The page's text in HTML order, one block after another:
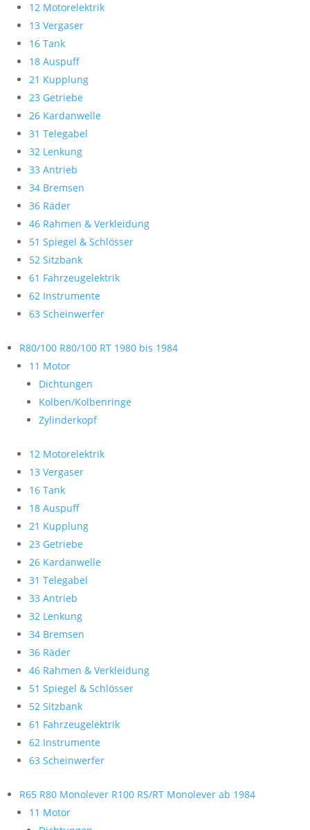
12 Motorelektrik
13 Vergaser
16 Tank
18 Auspuff
21 Kupplung
23 Getriebe
26 Kardanwelle
31 Telegabel
32 Lenkung
33 Antrieb
34 Bremsen
36 Räder
46 Rahmen & Verkleidung
51 Spiegel & Schlösser
52 Sitzbank
61 Fahrzeugelektrik
62 Instrumente
63 Scheinwerfer
R80/100 R80/100 RT 1980 bis 1984
11 Motor
Dichtungen
Kolben/Kolbenringe
Zylinderkopf
12 Motorelektrik
13 Vergaser
16 Tank
18 Auspuff
21 Kupplung
23 Getriebe
26 Kardanwelle
31 Telegabel
33 Antrieb
32 Lenkung
34 Bremsen
36 Räder
46 Rahmen & Verkleidung
51 Spiegel & Schlösser
52 Sitzbank
61 Fahrzeugelektrik
62 Instrumente
63 Scheinwerfer
R65 R80 Monolever R100 RS/RT Monolever ab 1984
11 Motor